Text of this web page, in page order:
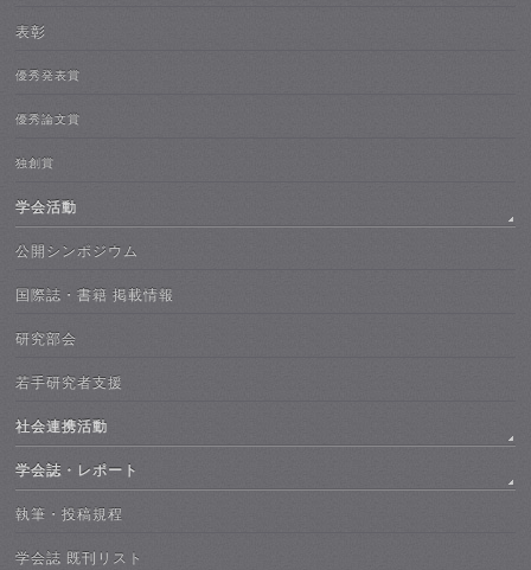
表彰
優秀発表賞
優秀論文賞
独創賞
学会活動
公開シンポジウム
国際誌・書籍 掲載情報
研究部会
若手研究者支援
社会連携活動
学会誌・レポート
執筆・投稿規程
学会誌 既刊リスト